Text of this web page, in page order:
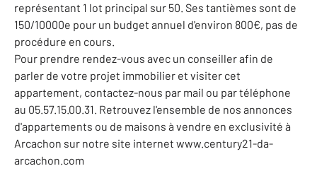
représentant 1 lot principal sur 50. Ses tantièmes sont de
150/10000e pour un budget annuel d'environ 800€, pas de
procédure en cours.
Pour prendre rendez-vous avec un conseiller afin de
parler de votre projet immobilier et visiter cet
appartement, contactez-nous par mail ou par téléphone
au 05.57.15.00.31. Retrouvez l'ensemble de nos annonces
d'appartements ou de maisons à vendre en exclusivité à
Arcachon sur notre site internet www.century21-da-
arcachon.com